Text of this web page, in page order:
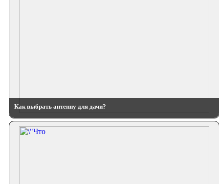
Как выбрать антенну для дачи?